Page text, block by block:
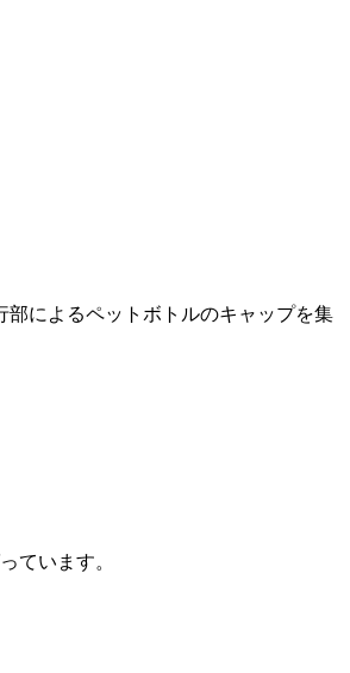
によるペットボトルのキャップを集
ています。